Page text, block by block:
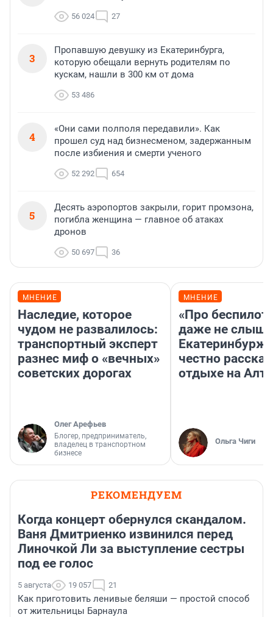
56 024 27
3
Пропавшую девушку из Екатеринбурга,
которую обещали вернуть родителям по
кускам, нашли в 300 км от дома
53 486
4
«Они сами полполя передавили». Как
прошел суд над бизнесменом, задержанным
после избиения и смерти ученого
52 292 654
5
Десять аэропортов закрыли, горит промзона,
погибла женщина — главное об атаках
дронов
50 697 36
МНЕНИЕ
Наследие, которое
чудом не развалилось:
транспортный эксперт
разнес миф о «вечных»
советских дорогах
Олег Арефьев
Блогер, предприниматель,
владелец в транспортном
бизнесе
МНЕНИЕ
«Про
даже не
честно
отдыхе на
Ольга Чиги
РЕКОМЕНДУЕМ
Когда концерт обернулся скандалом.
Ваня Дмитриенко извинился перед
Линочкой Ли за выступление сестры
под ее голос
5 августа 19 057 21
Как приготовить ленивые беляши — простой способ
от жительницы Барнаула